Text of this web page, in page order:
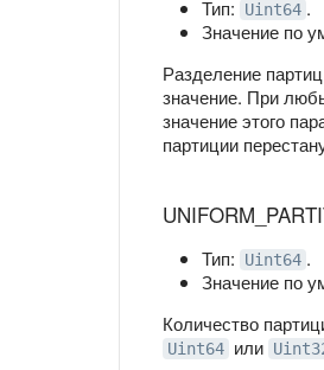
Тип: Uint64 .
Значение по
Разделение
значение. При
значение этого
партиции
Тип: Uint64 .
Значение по
Количество
Uint64 или